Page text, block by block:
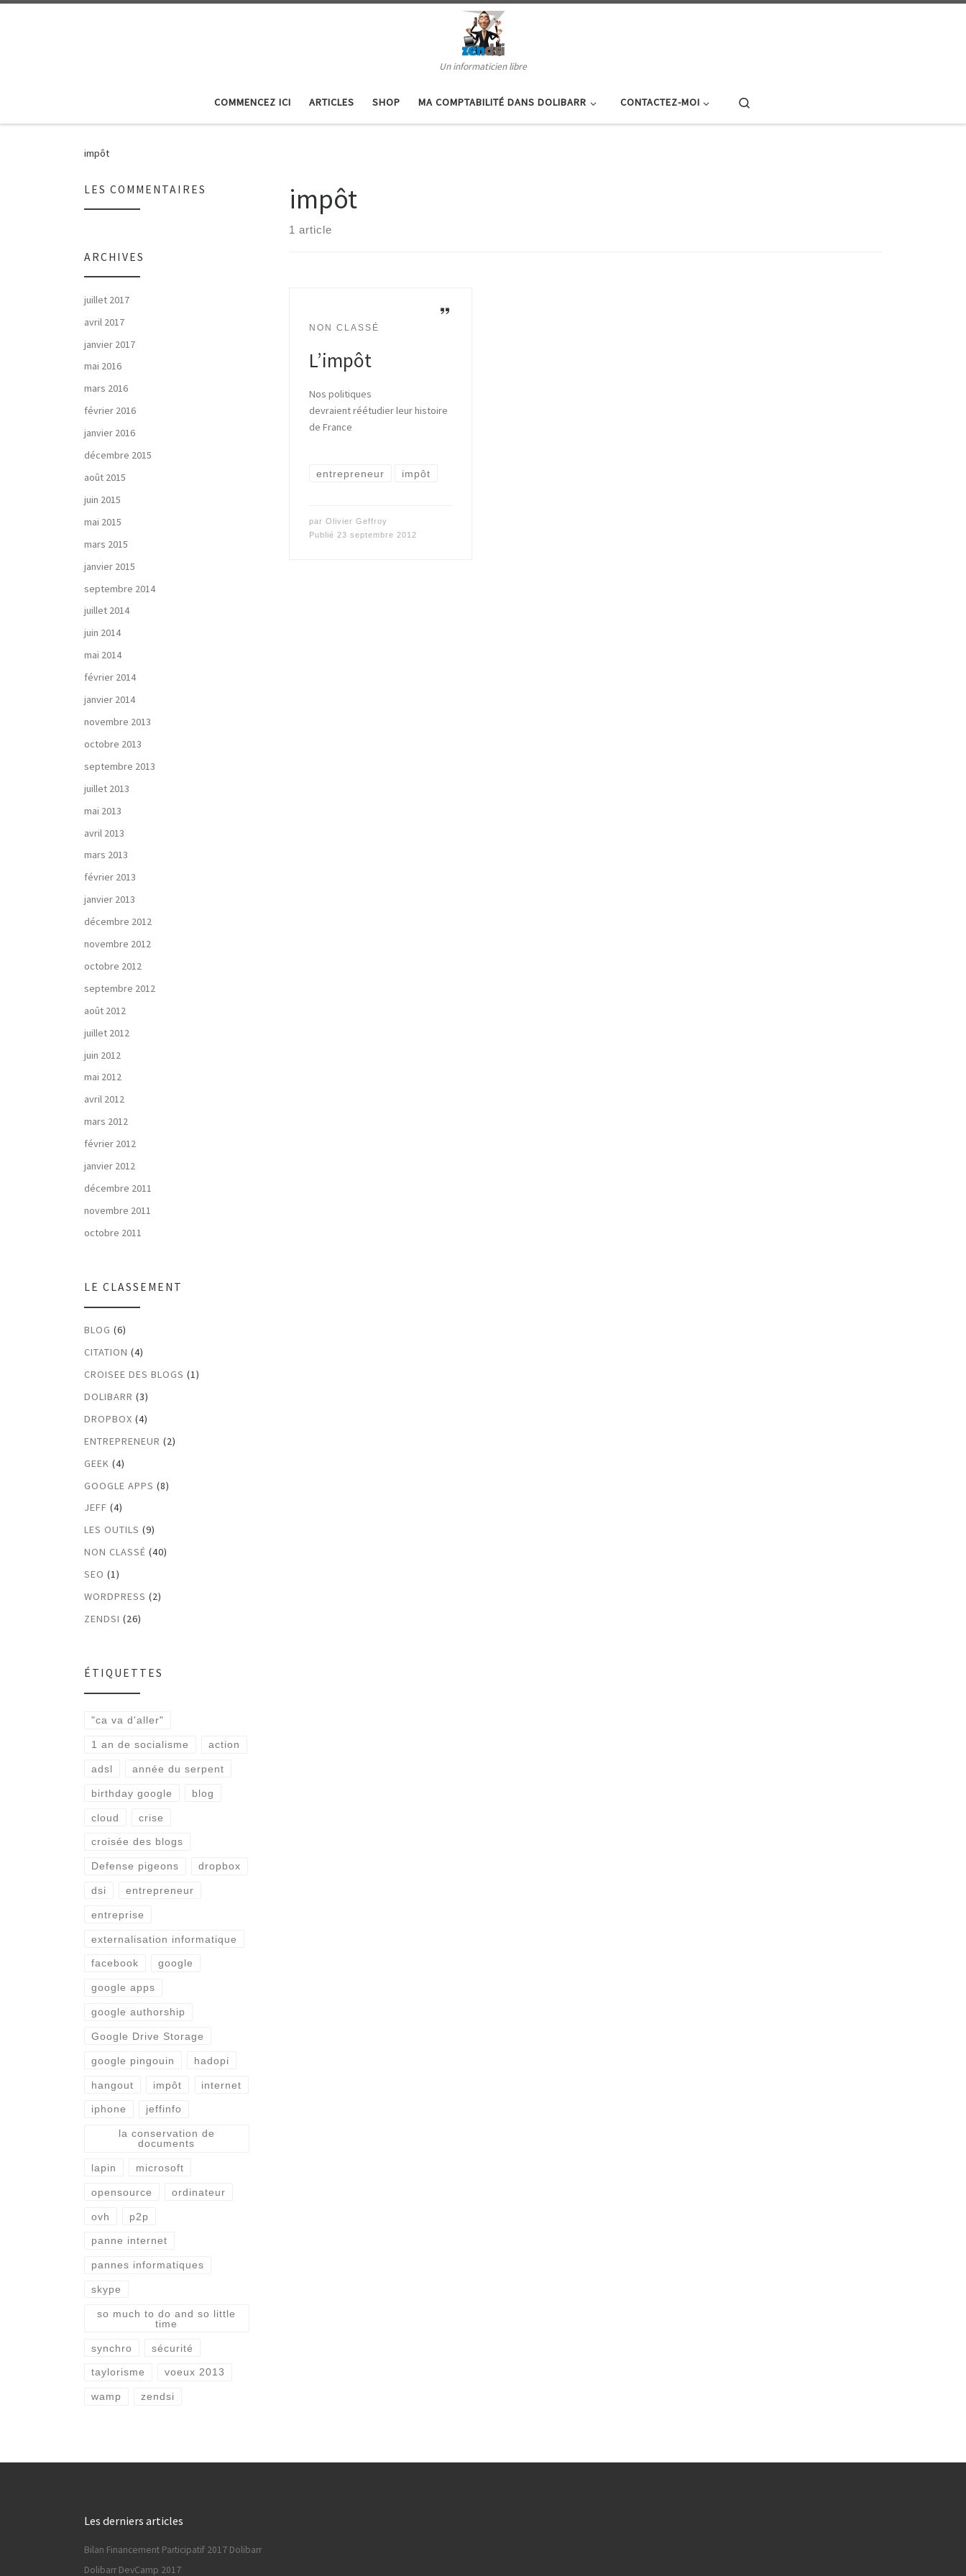
Un informaticien libre
COMMENCEZ ICI ARTICLES SHOP MA COMPTABILITÉ DANS DOLIBARR CONTACTEZ-MOI
impôt
impôt
1 article
NON CLASSÉ
L’impôt
Nos politiques
devraient réétudier leur histoire
de France
entrepreneur impôt
par Olivier Geffroy
Publié 23 septembre 2012
LES COMMENTAIRES
ARCHIVES
juillet 2017
avril 2017
janvier 2017
mai 2016
mars 2016
février 2016
janvier 2016
décembre 2015
août 2015
juin 2015
mai 2015
mars 2015
janvier 2015
septembre 2014
juillet 2014
juin 2014
mai 2014
février 2014
janvier 2014
novembre 2013
octobre 2013
septembre 2013
juillet 2013
mai 2013
avril 2013
mars 2013
février 2013
janvier 2013
décembre 2012
novembre 2012
octobre 2012
septembre 2012
août 2012
juillet 2012
juin 2012
mai 2012
avril 2012
mars 2012
février 2012
janvier 2012
décembre 2011
novembre 2011
octobre 2011
LE CLASSEMENT
BLOG (6)
CITATION (4)
CROISEE DES BLOGS (1)
DOLIBARR (3)
DROPBOX (4)
ENTREPRENEUR (2)
GEEK (4)
GOOGLE APPS (8)
JEFF (4)
LES OUTILS (9)
NON CLASSÉ (40)
SEO (1)
WORDPRESS (2)
ZENDSI (26)
ÉTIQUETTES
"ca va d'aller"
1 an de socialisme action
adsl année du serpent
birthday google blog
cloud crise
croisée des blogs
Defense pigeons dropbox
dsi entrepreneur
entreprise
externalisation informatique
facebook google
google apps
google authorship
Google Drive Storage
google pingouin hadopi
hangout impôt internet
iphone jeffinfo
la conservation de
documents
lapin microsoft
opensource ordinateur
ovh p2p
panne internet
pannes informatiques
skype
so much to do and so little
time
synchro sécurité
taylorisme voeux 2013
wamp zendsi
Les derniers articles
Bilan Financement Participatif 2017 Dolibarr
Dolibarr DevCamp 2017